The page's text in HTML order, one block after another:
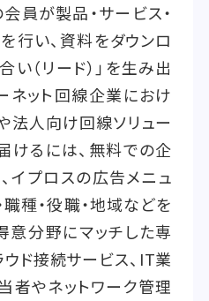
員が製品・サービス・
行い、資料をダウンロ
い（リード）」を生み出
ネット回線企業におけ
法人向け回線ソリュー
けるには、無料での企
イプロスの広告メニュ
種・役職・地域などを
意分野にマッチした専
ド接続サービス、IT業
者やネットワーク管理